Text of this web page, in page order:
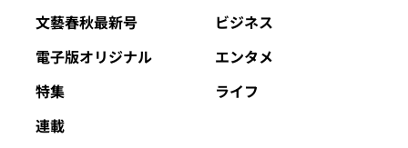
文藝春秋最新号
電子版オリジナル
特集
連載
ビジネス
エンタメ
ライフ